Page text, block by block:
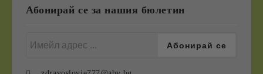
Абонирай се за нашия бюлетин